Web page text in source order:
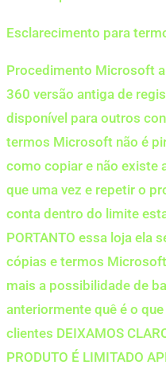
Esclarecimento para
Procedimento Microsoft
360 versão antiga de
disponível para outros
termos Microsoft não é
como copiar e não existe
que uma vez e repetir o
conta dentro do limite
PORTANTO essa loja ela
cópias e termos
mais a possibilidade de
anteriormente quê é o
clientes DEIXAMOS
PRODUTO É LIMITADO